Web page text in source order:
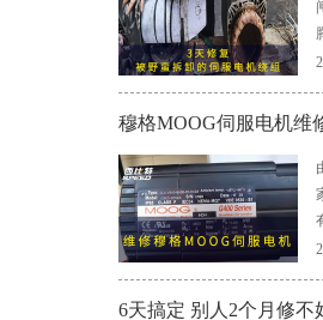
穆格MOOG伺服电机维
6天搞定 别人2个月修